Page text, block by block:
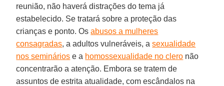
reunião, não haverá distrações do tema já
estabelecido. Se tratará sobre a proteção das
crianças e ponto. Osabusos a mulheres
consagradas, a adultos vulneráveis, asexualidade
nos seminários e a homossexualidade no clero não
concentrarão a atenção. Embora se tratem de
assuntos de estrita atualidade, com escândalos na